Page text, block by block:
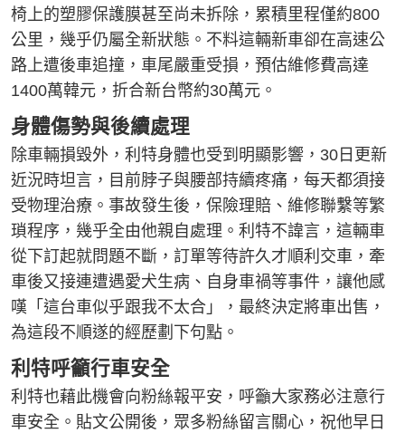
椅上的塑膠保護膜甚至尚未拆除，累積里程僅約800
公里，幾乎仍屬全新狀態。不料這輛新車卻在高速公
路上遭後車追撞，車尾嚴重受損，預估維修費高達
1400萬韓元，折合新台幣約30萬元。
身體傷勢與後續處理
除車輛損毀外，利特身體也受到明顯影響，30日更新
近況時坦言，目前脖子與腰部持續疼痛，每天都須接
受物理治療。事故發生後，保險理賠、維修聯繫等繁
瑣程序，幾乎全由他親自處理。利特不諱言，這輛車
從下訂起就問題不斷，訂單等待許久才順利交車，牽
車後又接連遭遇愛犬生病、自身車禍等事件，讓他感
嘆「這台車似乎跟我不太合」，最終決定將車出售，
為這段不順遂的經歷劃下句點。
利特呼籲行車安全
利特也藉此機會向粉絲報平安，呼籲大家務必注意行
車安全。貼文公開後，眾多粉絲留言關心，祝他早日